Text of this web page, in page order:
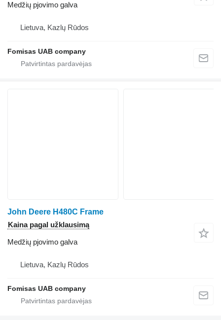
Medžių pjovimo galva
Lietuva, Kazlų Rūdos
Fomisas UAB company
John Deere H480C Frame
Kaina pagal užklausimą
Medžių pjovimo galva
Lietuva, Kazlų Rūdos
Fomisas UAB company